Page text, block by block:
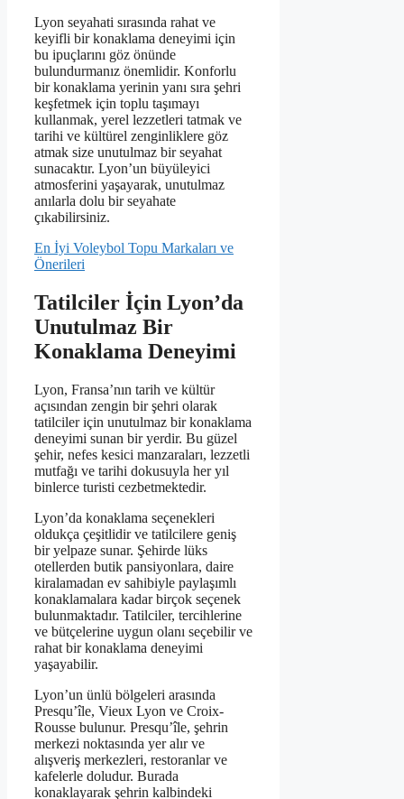
Lyon seyahati sırasında rahat ve
keyifli bir konaklama deneyimi için
bu ipuçlarını göz önünde
bulundurmanız önemlidir. Konforlu
bir konaklama yerinin yanı sıra şehri
keşfetmek için toplu taşımayı
kullanmak, yerel lezzetleri tatmak ve
tarihi ve kültürel zenginliklere göz
atmak size unutulmaz bir seyahat
sunacaktır. Lyon’un büyüleyici
atmosferini yaşayarak, unutulmaz
anılarla dolu bir seyahate
çıkabilirsiniz.
En İyi Voleybol Topu Markaları ve
Önerileri
Tatilciler İçin Lyon’da
Unutulmaz Bir
Konaklama Deneyimi
Lyon, Fransa’nın tarih ve kültür
açısından zengin bir şehri olarak
tatilciler için unutulmaz bir konaklama
deneyimi sunan bir yerdir. Bu güzel
şehir, nefes kesici manzaraları, lezzetli
mutfağı ve tarihi dokusuyla her yıl
binlerce turisti cezbetmektedir.
Lyon’da konaklama seçenekleri
oldukça çeşitlidir ve tatilcilere geniş
bir yelpaze sunar. Şehirde lüks
otellerden butik pansiyonlara, daire
kiralamadan ev sahibiyle paylaşımlı
konaklamalara kadar birçok seçenek
bulunmaktadır. Tatilciler, tercihlerine
ve bütçelerine uygun olanı seçebilir ve
rahat bir konaklama deneyimi
yaşayabilir.
Lyon’un ünlü bölgeleri arasında
Presqu’île, Vieux Lyon ve Croix-
Rousse bulunur. Presqu’île, şehrin
merkezi noktasında yer alır ve
alışveriş merkezleri, restoranlar ve
kafelerle doludur. Burada
konaklayarak şehrin kalbindeki